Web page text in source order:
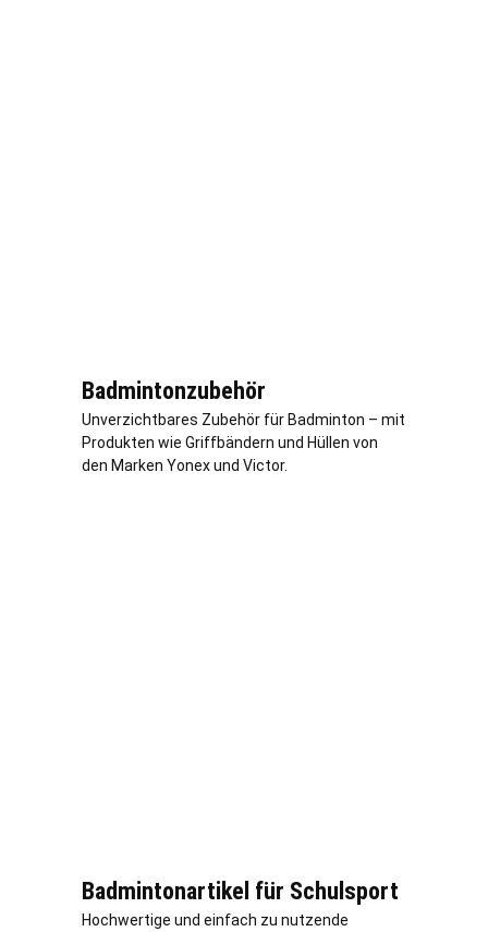
Badmintonzubehör
Unverzichtbares Zubehör für Badminton – mit
Produkten wie Griffbändern und Hüllen von
den Marken Yonex und Victor.
Badmintonartikel für Schulsport
Hochwertige und einfach zu nutzende